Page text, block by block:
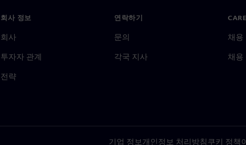
회사 정보
회사
투자자 관계
전략
연락하기
문의
각국 지사
채용
채용
기업 정보개인정보 처리방침쿠키 정책